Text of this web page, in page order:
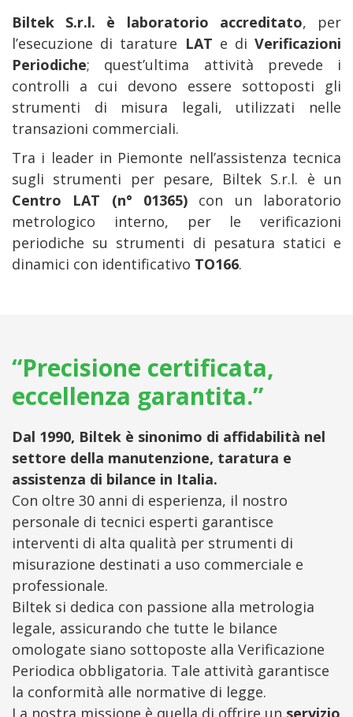
Biltek S.r.l. è laboratorio accreditato, per
l’esecuzione di tarature LAT e diVerificazioni
Periodiche; quest’ultima attività prevede i
controlli a cui devono essere sottoposti gli
strumenti di misura legali, utilizzati nelle
transazioni commerciali.
Tra i leader in Piemonte nell’assistenza tecnica
sugli strumenti per pesare, Biltek S.r.l. è un
Centro LAT (n° 01365) con un laboratorio
metrologico interno, per le verificazioni
periodiche su strumenti di pesatura statici e
dinamici con identificativo TO166.
“Precisione certificata,
eccellenza garantita.”
Dal 1990, Biltek è sinonimo di affidabilità nel
settore della manutenzione, taratura e
assistenza di bilance in Italia.
Con oltre 30 anni di esperienza, il nostro
personale di tecnici esperti garantisce
interventi di alta qualità per strumenti di
misurazione destinati a uso commerciale e
professionale.
Biltek si dedica con passione alla metrologia
legale, assicurando che tutte le bilance
omologate siano sottoposte alla Verificazione
Periodica obbligatoria. Tale attività garantisce
la conformità alle normative di legge.
La nostra missione è quella di offrire un servizio